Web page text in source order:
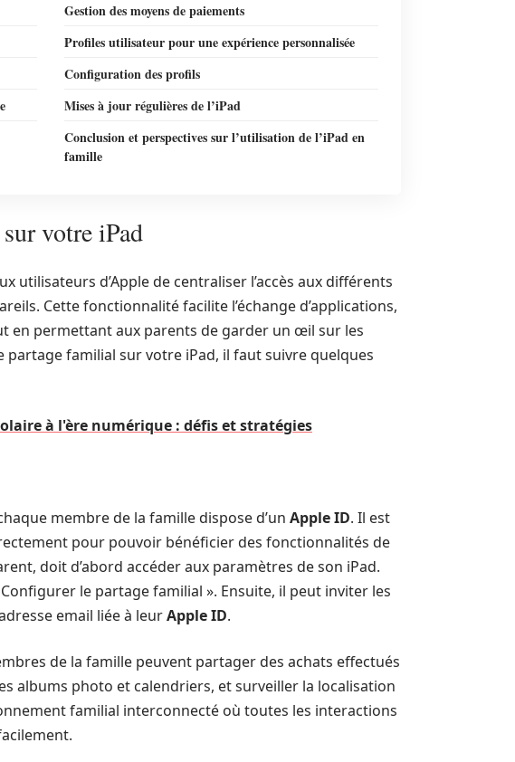
Gestion des moyens de paiements
Profiles utilisateur pour une expérience personnalisée
Configuration des profils
Mises à jour régulières de l’iPad
Conclusion et perspectives sur l’utilisation de l’iPad en
famille
votre iPad
utilisateurs d’Apple de centraliser l’accès aux différents
Cette fonctionnalité facilite l’échange d’applications,
en permettant aux parents de garder un œil sur les
familial sur votre iPad, il faut suivre quelques
à l'ère numérique : défis et stratégies
membre de la famille dispose d’un Apple ID. Il est
pour pouvoir bénéficier des fonctionnalités de
doit d’abord accéder aux paramètres de son iPad.
le partage familial ». Ensuite, il peut inviter les
email liée à leurApple ID.
de la famille peuvent partager des achats effectués
albums photo et calendriers, et surveiller la localisation
familial interconnecté où toutes les interactions